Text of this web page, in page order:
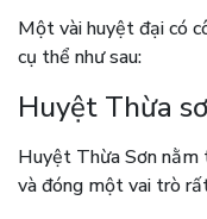
Một vài huyệt đại có
cụ thể như sau:
Huyệt Thừa
Huyệt Thừa Sơn
và đóng một vai trò